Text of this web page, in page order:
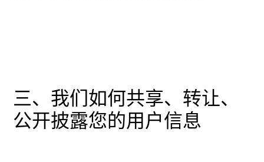
三、我们如何共享、转让、
公开披露您的用户信息